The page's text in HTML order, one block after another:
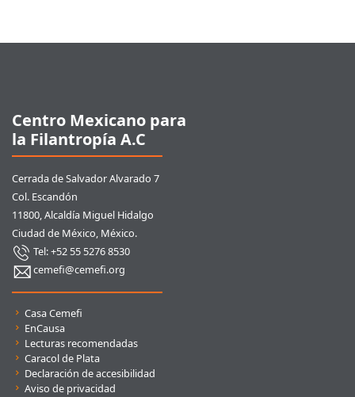
Centro Mexicano para
la Filantropía A.C
Cerrada de Salvador Alvarado 7
Col. Escandón
11800, Alcaldía Miguel Hidalgo
Ciudad de México, México.
Tel: +52 55 5276 8530
cemefi@cemefi.org
Casa Cemefi
EnCausa
Lecturas recomendadas
Caracol de Plata
Declaración de accesibilidad
Aviso de privacidad